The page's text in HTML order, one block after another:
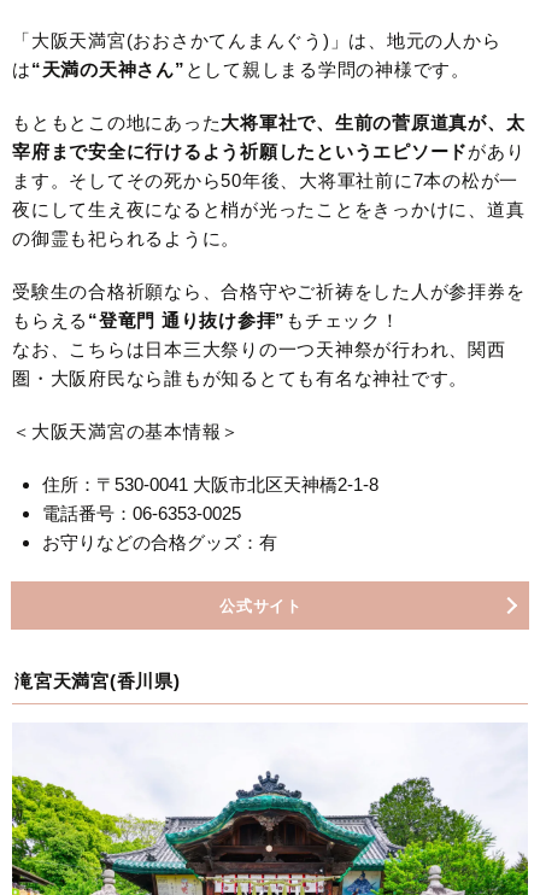
「大阪天満宮(おおさかてんまんぐう)」は、地元の人から
は“天満の天神さん” として親しまる学問の神様です。
もともとこの地にあった大将軍社で、生前の菅原道真が、太
宰府まで安全に行けるよう祈願したというエピソードがあり
ます。そしてその死から50年後、大将軍社前に7本の松が一
夜にして生え夜になると梢が光ったことをきっかけに、道真
の御霊も祀られるように。
受験生の合格祈願なら、合格守やご祈祷をした人が参拝券を
もらえる “登竜門 通り抜け参拝” もチェック！
なお、こちらは日本三大祭りの一つ天神祭が行われ、関西
圏・大阪府民なら誰もが知るとても有名な神社です。
＜大阪天満宮の基本情報＞
住所：〒530-0041 大阪市北区天神橋2-1-8
電話番号：06-6353-0025
お守りなどの合格グッズ：有
公式サイト
滝宮天満宮(香川県)